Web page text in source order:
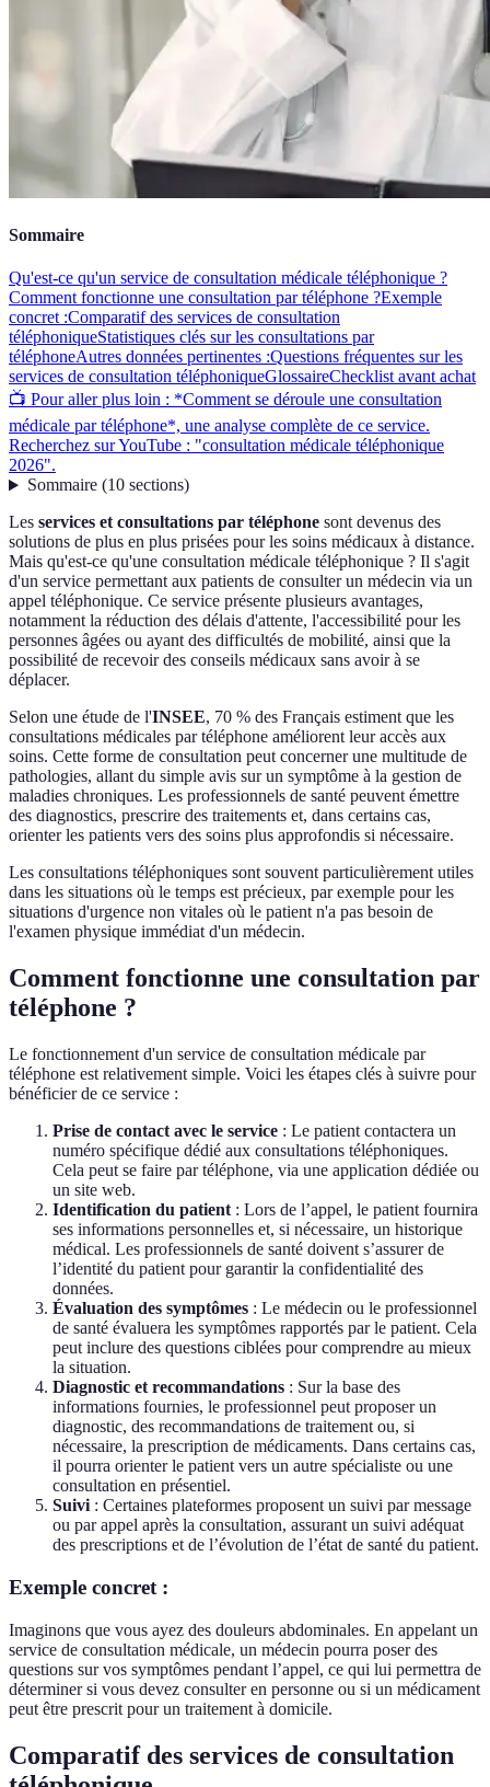
Sommaire
Qu'est-ce qu'un service de consultation médicale téléphonique ?
Comment fonctionne une consultation par téléphone ?Exemple
concret :Comparatif des services de consultation
téléphoniqueStatistiques clés sur les consultations par
téléphoneAutres données pertinentes :Questions fréquentes sur les
services de consultation téléphoniqueGlossaireChecklist avant achat
📺 Pour aller plus loin : *Comment se déroule une consultation
médicale par téléphone*, une analyse complète de ce service.
Recherchez sur YouTube : "consultation médicale téléphonique
2026".
Sommaire(10 sections)
Les services et consultations par téléphone sont devenus des
solutions de plus en plus prisées pour les soins médicaux à distance.
Mais qu'est-ce qu'une consultation médicale téléphonique ? Il s'agit
d'un service permettant aux patients de consulter un médecin via un
appel téléphonique. Ce service présente plusieurs avantages,
notamment la réduction des délais d'attente, l'accessibilité pour les
personnes âgées ou ayant des difficultés de mobilité, ainsi que la
possibilité de recevoir des conseils médicaux sans avoir à se
déplacer.
Selon une étude de l'INSEE, 70 % des Français estiment que les
consultations médicales par téléphone améliorent leur accès aux
soins. Cette forme de consultation peut concerner une multitude de
pathologies, allant du simple avis sur un symptôme à la gestion de
maladies chroniques. Les professionnels de santé peuvent émettre
des diagnostics, prescrire des traitements et, dans certains cas,
orienter les patients vers des soins plus approfondis si nécessaire.
Les consultations téléphoniques sont souvent particulièrement utiles
dans les situations où le temps est précieux, par exemple pour les
situations d'urgence non vitales où le patient n'a pas besoin de
l'examen physique immédiat d'un médecin.
Comment fonctionne une consultation par
téléphone ?
Le fonctionnement d'un service de consultation médicale par
téléphone est relativement simple. Voici les étapes clés à suivre pour
bénéficier de ce service :
Prise de contact avec le service : Le patient contactera un
numéro spécifique dédié aux consultations téléphoniques.
Cela peut se faire par téléphone, via une application dédiée ou
un site web.
Identification du patient : Lors de l’appel, le patient fournira
ses informations personnelles et, si nécessaire, un historique
médical. Les professionnels de santé doivent s’assurer de
l’identité du patient pour garantir la confidentialité des
données.
Évaluation des symptômes : Le médecin ou le professionnel
de santé évaluera les symptômes rapportés par le patient. Cela
peut inclure des questions ciblées pour comprendre au mieux
la situation.
Diagnostic et recommandations : Sur la base des
informations fournies, le professionnel peut proposer un
diagnostic, des recommandations de traitement ou, si
nécessaire, la prescription de médicaments. Dans certains cas,
il pourra orienter le patient vers un autre spécialiste ou une
consultation en présentiel.
Suivi : Certaines plateformes proposent un suivi par message
ou par appel après la consultation, assurant un suivi adéquat
des prescriptions et de l’évolution de l’état de santé du patient.
Exemple concret :
Imaginons que vous ayez des douleurs abdominales. En appelant un
service de consultation médicale, un médecin pourra poser des
questions sur vos symptômes pendant l’appel, ce qui lui permettra de
déterminer si vous devez consulter en personne ou si un médicament
peut être prescrit pour un traitement à domicile.
Comparatif des services de consultation